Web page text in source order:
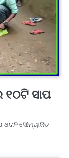
ସାପ
ଧରାଳି ସୌମ୍ୟାଜିତ